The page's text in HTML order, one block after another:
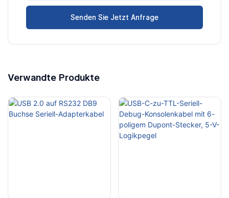
Senden Sie Jetzt Anfrage
Verwandte Produkte